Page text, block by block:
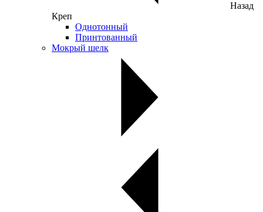
Назад
Креп
Однотонный
Принтованный
Мокрый шелк